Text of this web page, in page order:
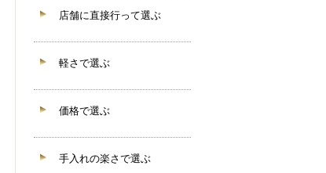
店舗に直接行って選ぶ
軽さで選ぶ
価格で選ぶ
手入れの楽さで選ぶ